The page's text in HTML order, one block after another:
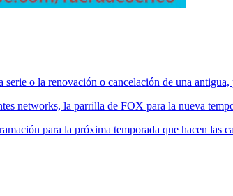
o la renovación o cancelación de una
networks, la parrilla de FOX para la nueva
para la próxima temporada que hacen las